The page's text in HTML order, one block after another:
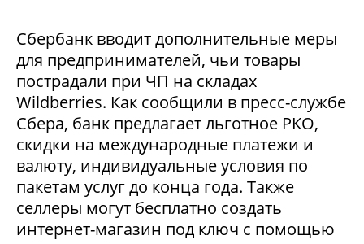
Сбербанк вводит дополнительные меры
для предпринимателей, чьи товары
пострадали при ЧП на складах
Wildberries. Как сообщили в пресс-службе
Сбера, банк предлагает льготное РКО,
скидки на международные платежи и
валюту, индивидуальные условия по
пакетам услуг до конца года. Также
селлеры могут бесплатно создать
интернет-магазин под ключ с помощью